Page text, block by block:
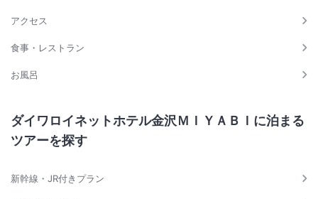
アクセス
食事・レストラン
お風呂
ダイワロイネットホテル金沢ＭＩＹＡＢＩに泊まる
ツアーを探す
新幹線・JR付きプラン